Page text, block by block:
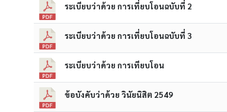
ระเบียบว่าด้วย การเที่ยบโอนฉบับที่ 2
ระเบียบว่าด้วย การเที่ยบโอนฉบับที่ 3
ระเบียบว่าด้วย การเทียบโอน
ข้อบังคับว่าด้วย วินัยนิสิต 2549